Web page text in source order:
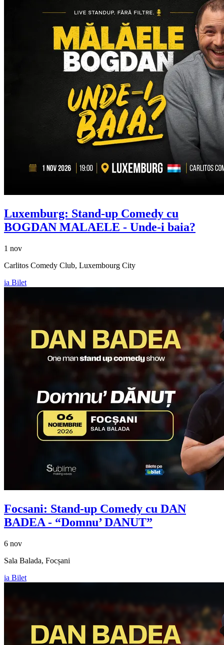
Luxemburg: Stand-up Comedy cu
BOGDAN MALAELE - Unde-i baia?
1 nov
Carlitos Comedy Club, Luxembourg City
ia Bilet
Focsani: Stand-up Comedy cu DAN
BADEA - “Domnu’ DANUT”
6 nov
Sala Balada, Focșani
ia Bilet